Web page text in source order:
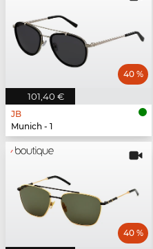
101,40 €
40 %
JB
Munich - 1
40 %